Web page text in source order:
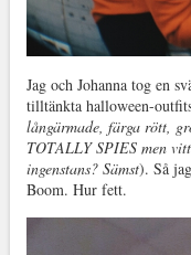
Jag och Johanna tog en
tilltänkta halloween-
långärmade, färga rött,
TOTALLY SPIES men
ingenstans? Sämst). Så
Boom. Hur fett.